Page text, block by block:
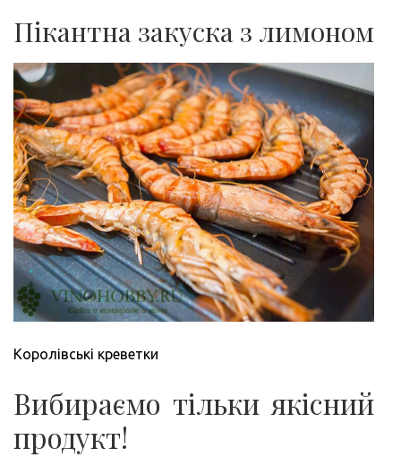
Пікантна закуска з лимоном
Королівські креветки
Вибираємо тільки якісний
продукт!